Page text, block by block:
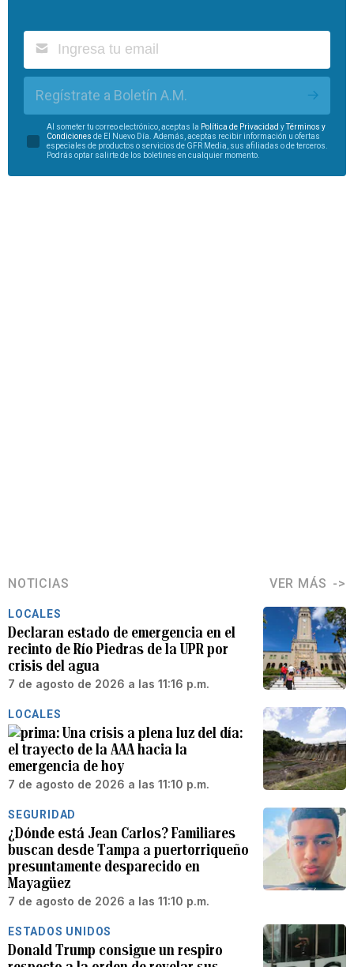
Regístrate a Boletín A.M.
Al someter tu correo electrónico, aceptas la Política de Privacidad yTérminos y
Condiciones de El Nuevo Día. Además, aceptas recibir información u ofertas
especiales de productos o servicios de GFR Media, sus afiliadas o de terceros.
Podrás optar salirte de los boletines en cualquier momento.
NOTICIAS VER MÁS
LOCALES
Declaran estado de emergencia en el
recinto de Río Piedras de la UPR por
crisis del agua
7 de agosto de 2026 a las 11:16 p.m.
LOCALES
Una crisis a plena luz del día:
el trayecto de la AAA hacia la
emergencia de hoy
7 de agosto de 2026 a las 11:10 p.m.
SEGURIDAD
¿Dónde está Jean Carlos? Familiares
buscan desde Tampa a puertorriqueño
presuntamente desparecido en
Mayagüez
7 de agosto de 2026 a las 11:10 p.m.
ESTADOS UNIDOS
Donald Trump consigue un respiro